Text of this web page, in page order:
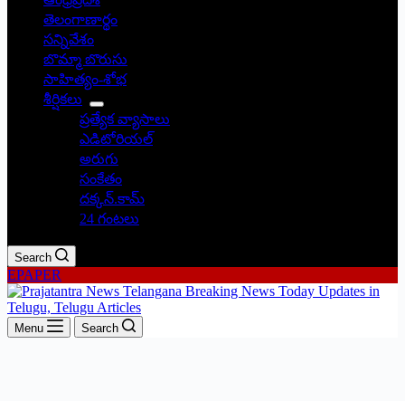
తెలంగాణార్థం
సన్నివేశం
బొమ్మా బొరుసు
సాహిత్యం-శోభ
శీర్షికలు
ప్రత్యేక వ్యాసాలు
ఎడిటోరియల్
అరుగు
సంకేతం
దక్కన్.కామ్
24 గంటలు
Search
EPAPER
Menu Search